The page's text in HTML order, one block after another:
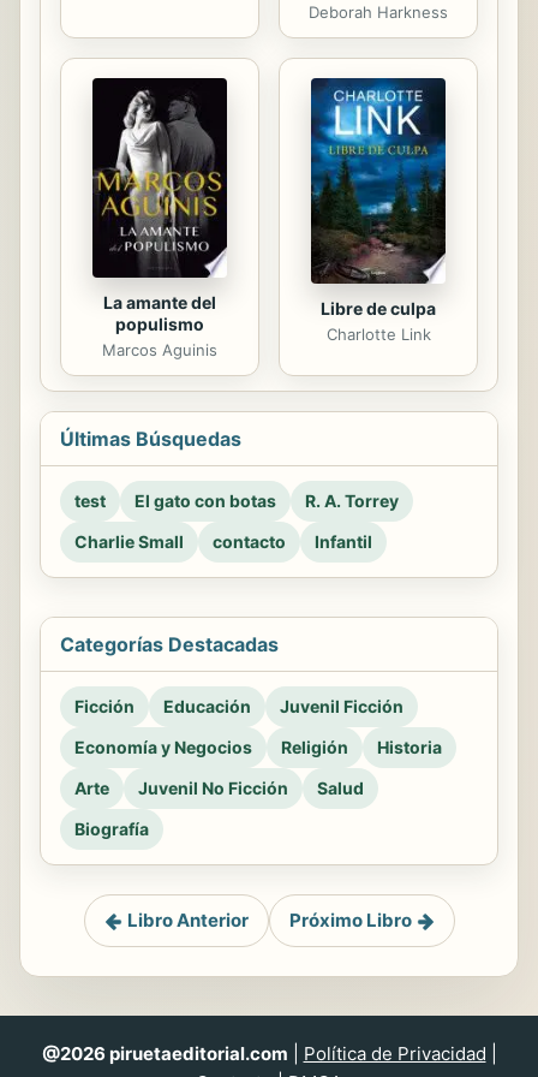
Deborah Harkness
La amante del
populismo
Marcos Aguinis
Libre de culpa
Charlotte Link
Últimas Búsquedas
test El gato con botas
R. A. Torrey
Charlie Small
contacto Infantil
Categorías Destacadas
Ficción Educación
Juvenil Ficción
Economía y Negocios
Religión
Historia
Arte
Juvenil No Ficción
Salud
Biografía
Libro Anterior Próximo Libro
@2026 piruetaeditorial.com Política de Privacidad